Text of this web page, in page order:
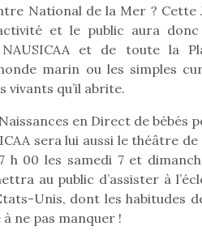
National de la Mer ? Cette
et le public aura
et de toute la
marin ou les simples
vivants qu’il abrite.
en Direct de bébés
sera lui aussi le théâtre
h 00 les samedi 7 et
au public d’assister à
Unis, dont les habitudes
ne pas manquer !
Une loutre
pour les
animal qui
grands
Les